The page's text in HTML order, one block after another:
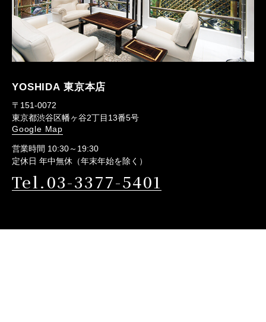
YOSHIDA 東京本店
〒151-0072
東京都渋谷区幡ヶ谷2丁目13番5号
Google Map
営業時間 10:30～19:30
定休日 年中無休（年末年始を除く）
Tel.03-3377-5401